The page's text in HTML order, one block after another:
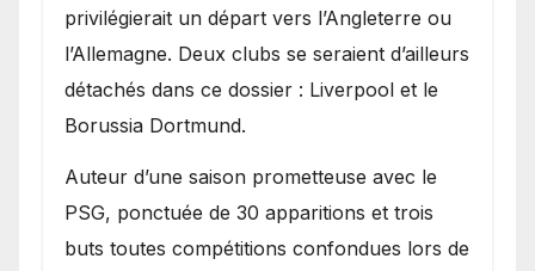
privilégierait un départ vers l’Angleterre ou
l’Allemagne. Deux clubs se seraient d’ailleurs
détachés dans ce dossier : Liverpool et le
Borussia Dortmund.
Auteur d’une saison prometteuse avec le
PSG, ponctuée de 30 apparitions et trois
buts toutes compétitions confondues lors de